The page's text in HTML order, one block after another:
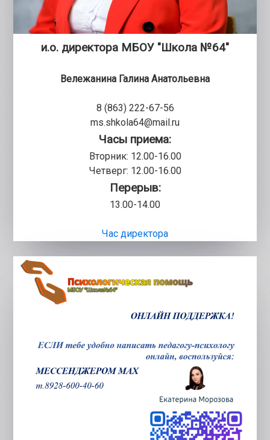
и.о. директора МБОУ "Школа №64"
Вележанина Галина Анатольевна
8 (863) 222-67-56
ms.shkola64@mail.ru
Часы приема:
Вторник: 12.00-16.00
Четверг: 12.00-16.00
Перерыв:
13.00-14.00
Час директора